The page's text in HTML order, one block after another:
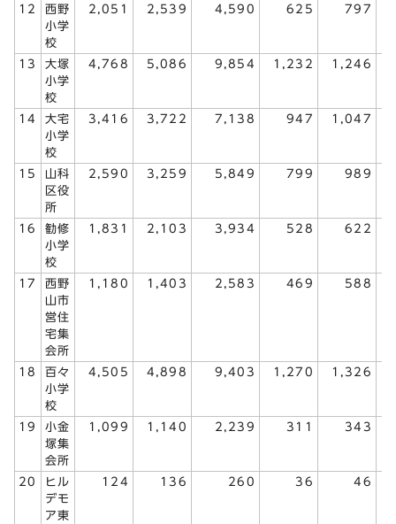
12
西野
小学
校
2,051 2,539 4,590 625 797
13
大塚
小学
校
4,768 5,086 9,854 1,232 1,246
14
大宅
小学
校
3,416 3,722 7,138 947 1,047
15
山科
区役
所
2,590 3,259 5,849 799 989
16
勧修
小学
校
1,831 2,103 3,934 528 622
17
西野
山市
営住
宅集
会所
1,180 1,403 2,583 469 588
18
百々
小学
校
4,505 4,898 9,403 1,270 1,326
19
小金
塚集
会所
1,099 1,140 2,239 311 343
20
ヒル
デモ
ア東
124 136 260 36 46